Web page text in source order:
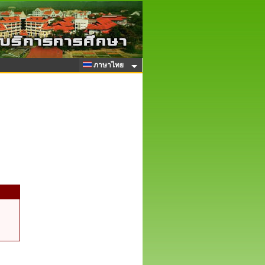
ภาษาไทย